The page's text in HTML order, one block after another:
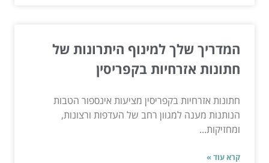
המדריך שלך למינוף היתרונות של
חתונות אזרחיות בקפריסין
חתונות אזרחיות בקפריסין מציעות אינספור הטבות
הנותנות מענה למגוון רחב של העדפות ורצונות,
ומחזיקות...
קרא עוד »